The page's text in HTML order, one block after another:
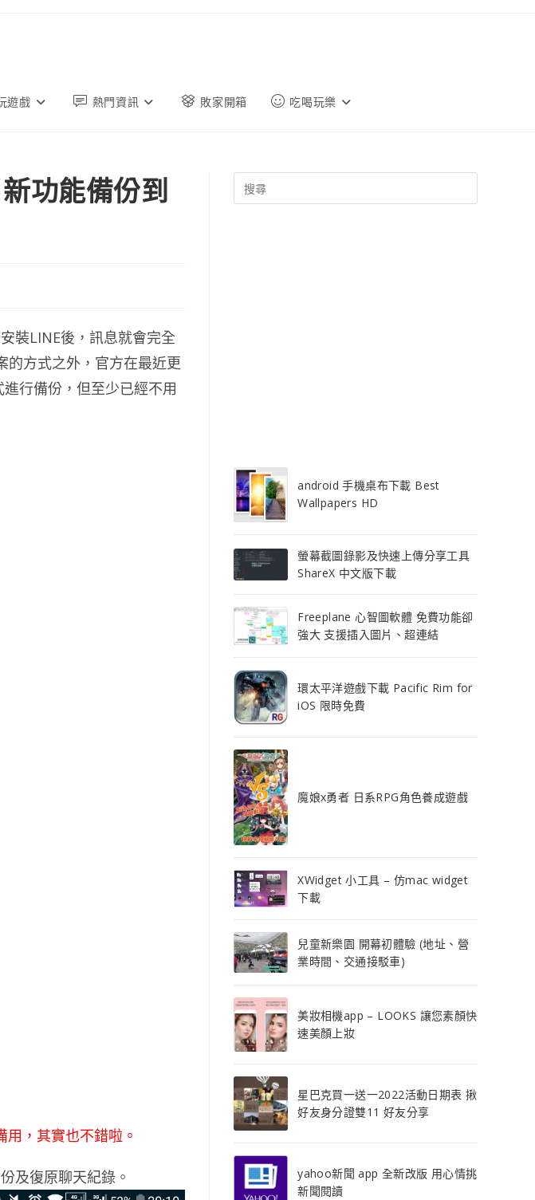
遊戲 熱門資訊 敗家開箱 吃喝玩樂
功能備份到
裝LINE後，訊息就會完全
的方式之外，官方在最近更
行備份，但至少已經不用
，其實也不錯啦。
及復原聊天紀錄。
android 手機桌布下載 Best
Wallpapers HD
螢幕截圖錄影及快速上傳分享工具
ShareX 中文版下載
Freeplane 心智圖軟體 免費功能卻
強大 支援插入圖片、超連結
環太平洋遊戲下載 Pacific Rim for
iOS 限時免費
魔娘x勇者 日系RPG角色養成遊戲
XWidget 小工具 – 仿mac widget
下載
兒童新樂園 開幕初體驗 (地址、營
業時間、交通接駁車)
美妝相機app – LOOKS 讓您素顏快
速美顏上妝
星巴克買一送一2022活動日期表 揪
好友身分證雙11 好友分享
yahoo新聞 app 全新改版 用心情挑
新聞閱讀